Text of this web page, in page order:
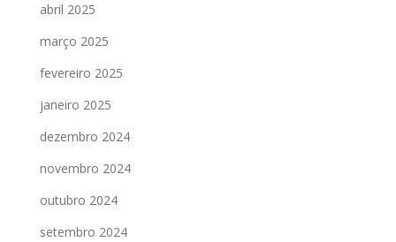
abril 2025
março 2025
fevereiro 2025
janeiro 2025
dezembro 2024
novembro 2024
outubro 2024
setembro 2024